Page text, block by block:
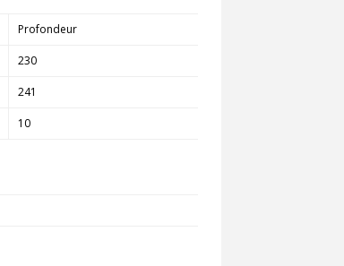
Profondeur
230
241
10